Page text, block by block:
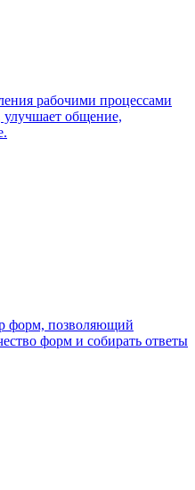
рабочими процессами
улучшает общение,
форм, позволяющий
форм и собирать ответы